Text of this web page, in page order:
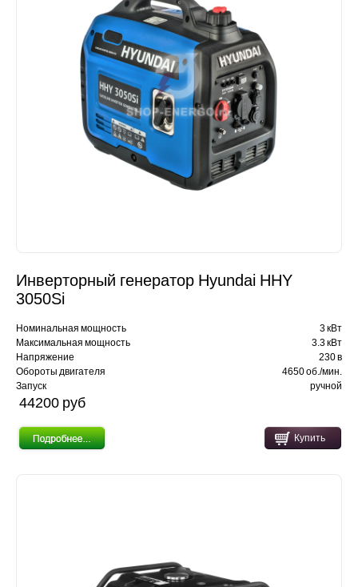
Инверторный генератор Hyundai HHY
3050Si
Номинальная мощность
3 кВт
Максимальная мощность
3.3 кВт
Напряжение
230 в
Обороты двигателя
4650 об./мин.
Запуск
ручной
44200 pуб
Купить